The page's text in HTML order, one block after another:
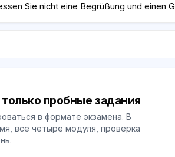
Sie nicht eine Begrüßung und einen
пробные задания
в формате экзамена. В
все четыре модуля, проверка